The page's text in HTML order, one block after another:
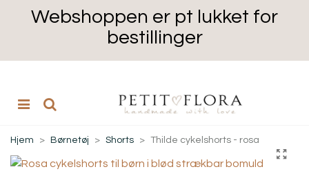
Webshoppen er pt lukket for
bestillinger
Hjem > Børnetøj > Shorts > Thilde cykelshorts - rosa